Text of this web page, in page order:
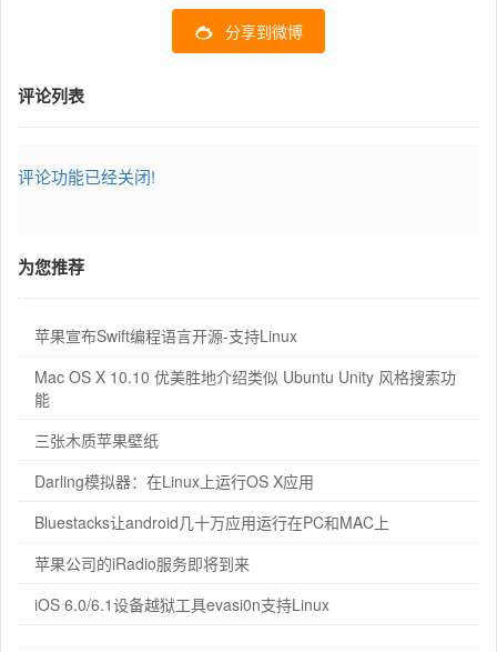
分享到微博
评论列表
评论功能已经关闭!
为您推荐
苹果宣布Swift编程语言开源-支持Linux
Mac OS X 10.10 优美胜地介绍类似 Ubuntu Unity 风格搜索功
能
三张木质苹果壁纸
Darling模拟器：在Linux上运行OS X应用
Bluestacks让android几十万应用运行在PC和MAC上
苹果公司的iRadio服务即将到来
iOS 6.0/6.1设备越狱工具evasi0n支持Linux